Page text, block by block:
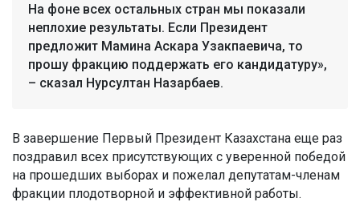
На фоне всех остальных стран мы показали
неплохие результаты. Если Президент
предложит Мамина Аскара Узакпаевича, то
прошу фракцию поддержать его кандидатуру»,
– сказал Нурсултан Назарбаев.
В завершение Первый Президент Казахстана еще раз
поздравил всех присутствующих с уверенной победой
на прошедших выборах и пожелал депутатам-членам
фракции плодотворной и эффективной работы.